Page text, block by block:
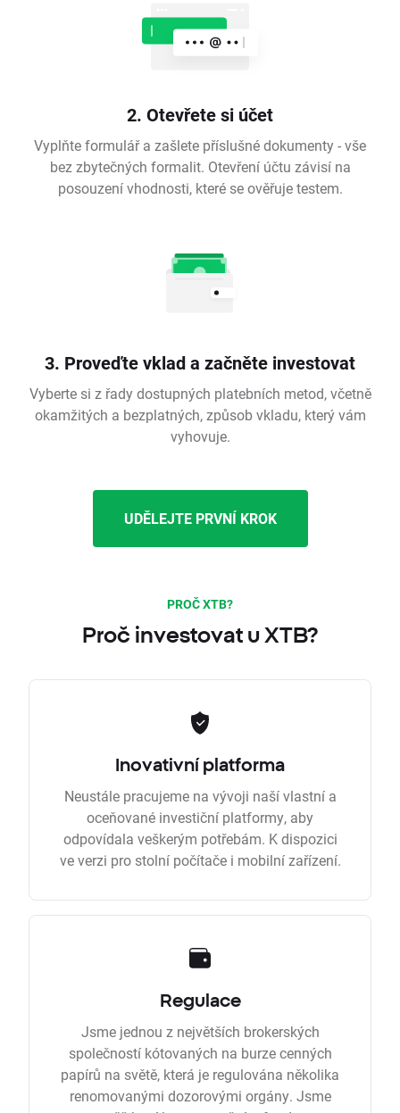
2. Otevřete si účet
Vyplňte formulář a zašlete příslušné dokumenty - vše
bez zbytečných formalit. Otevření účtu závisí na
posouzení vhodnosti, které se ověřuje testem.
3. Proveďte vklad a začněte investovat
Vyberte si z řady dostupných platebních metod, včetně
okamžitých a bezplatných, způsob vkladu, který vám
vyhovuje.
UDĚLEJTE PRVNÍ KROK
PROČ XTB?
Proč investovat u XTB?
Inovativní platforma
Neustále pracujeme na vývoji naší vlastní a
oceňované investiční platformy, aby
odpovídala veškerým potřebám. K dispozici
ve verzi pro stolní počítače i mobilní zařízení.
Regulace
Jsme jednou z největších brokerských
společností kótovaných na burze cenných
papírů na světě, která je regulována několika
renomovanými dozorovými orgány. Jsme